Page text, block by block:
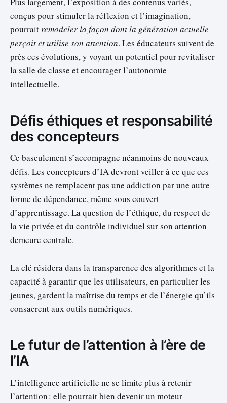
conçus pour stimuler la réflexion et l’imagination,
pourraitremodeler la façon dont la génération actuelle
perçoit et utilise son attention. Les éducateurs suivent de
près ces évolutions, y voyant un potentiel pour revitaliser
la salle de classe et encourager l’autonomie
intellectuelle.
Défis éthiques et responsabilité
des concepteurs
Ce basculement s’accompagne néanmoins de nouveaux
défis. Les concepteurs d’IA devront veiller à ce que ces
systèmes ne remplacent pas une addiction par une autre
forme de dépendance, même sous couvert
d’apprentissage. La question de l’éthique, du respect de
la vie privée et du contrôle individuel sur son attention
demeure centrale.
La clé résidera dans la transparence des algorithmes et la
capacité à garantir que les utilisateurs, en particulier les
jeunes, gardent la maîtrise du temps et de l’énergie qu’ils
consacrent aux outils numériques.
Le futur de l’attention à l’ère de
l’IA
L’intelligence artificielle ne se limite plus à retenir
l’attention : elle pourrait bien devenir un moteur